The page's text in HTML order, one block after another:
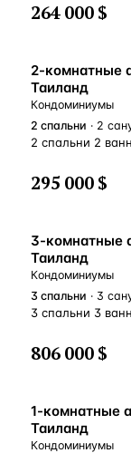
264 000 $
2-комнатные
Таиланд
Кондоминиумы
2 спальни · 2
2 спальни 2
295 000 $
3-комнатные
Таиланд
Кондоминиумы
3 спальни · 3
3 спальни 3
806 000 $
1-комнатные
Таиланд
Кондоминиумы